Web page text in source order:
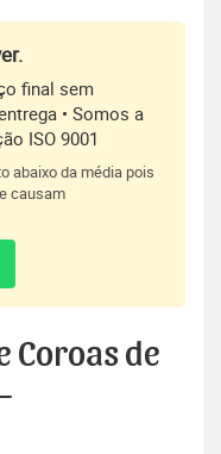
final sem
• Somos a
ISO 9001
abaixo da média pois
causam
Coroas de